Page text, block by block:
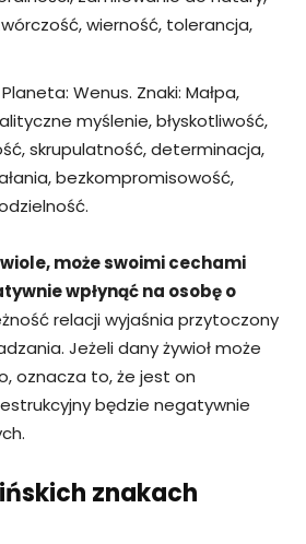
wierność, tolerancja,
Wenus. Znaki: Małpa,
myślenie, błyskotliwość,
skrupulatność, determinacja,
bezkompromisowość,
może swoimi cechami
wpłynąć na osobę o
relacji wyjaśnia przytoczony
Jeżeli dany żywioł może
oznacza to, że jest on
będzie negatywnie
znakach